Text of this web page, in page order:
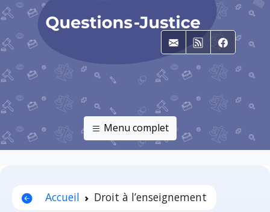
E-mailRSS
Menu complet
Accueil Droit à l’enseignement